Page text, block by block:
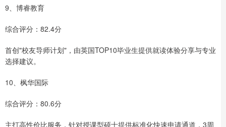
9、博睿教育
综合评分：82.4分
首创"校友导师计划"，由英国TOP10毕业生提供就读体验分享与专业
选择建议。
10、枫华国际
综合评分：80.6分
主打高性价比服务，针对授课型硕士提供标准化快速申请通道，3周